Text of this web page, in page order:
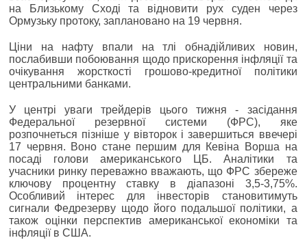
на Близькому Сході та відновити рух суден через
Ормузьку протоку, заплановано на 19 червня.
Ціни на нафту впали на тлі обнадійливих новин,
послабивши побоювання щодо прискорення інфляції та
очікування жорсткості грошово-кредитної політики
центральними банками.
У центрі уваги трейдерів цього тижня - засідання
Федеральної резервної системи (ФРС), яке
розпочнеться пізніше у вівторок і завершиться ввечері
17 червня. Воно стане першим для Кевіна Ворша на
посаді голови американського ЦБ. Аналітики та
учасники ринку переважно вважають, що ФРС збереже
ключову процентну ставку в діапазоні 3,5-3,75%.
Особливий інтерес для інвесторів становитимуть
сигнали Федрезерву щодо його подальшої політики, а
також оцінки перспектив американської економіки та
інфляції в США.